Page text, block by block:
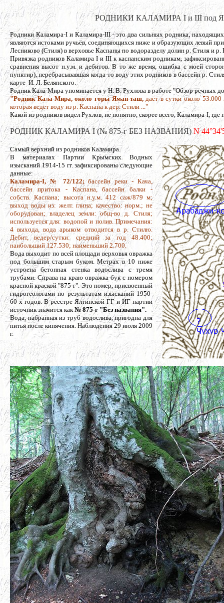
РОДНИКИ КАЛАМИРА I и III под
Родники Каламира-I и Каламира-III - это два сильных родника,
являются истоками ручьёв, соединяющихся ниже и образующих левый
Лесниково (Стиля) в верховье Каспаны по водоразделу долин р. Стиля и р.
Привязка родников Каламира I и III к каспанским родникам,
сравнения высот н.у.м. и дебитов. В то же время, ошибка с моей
пунктир), перебрасывавшая когда-то воду этих родников в бассейн р.
карте И. Л. Белянского.
Родник Кала-Мира упоминается у Н. В. Рухлова в работе "Обзор речных
"Родник Кала-Мира, около горы Яман-таш,даёт в сутки около 53.000
которая ведет воду из р. Каспана к дер. Стили ..."
Какой из родников видел Рухлов, не понятно, скорее всего, Каламира-I,
РОДНИК КАЛАМИРА I (№ 875-г БЕЗ НАЗВАНИЯ)N
Самый верхний из родников Каламира.
В материалах Партии Крымских Водных
изысканий 1914-15 гг. зафиксированы следующие
данные:
Каламира-I, № 72/122;бассейн реки - Кача,
бассейн притока - Каспана, бассейн балки -
собств. Каспана; высота н.у.м. 412 саж/879 м;
выход воды из: желт. глина; качество: норм.; не
оборудован; владелец земли: общ-во д. Стиля;
используется для: водопой и полив. Примечания:
4 выхода, вода арыком отводится в р. Стилю.
Дебит, ведер/сутки: средний за год 48.400;
наибольший 127.530; наименьший 2.700.
Вода выходит по всей площади верховья овражка
под большим старым буком. Метрах в 10 ниже
устроена бетонная стенка водослива с тремя
трубами. Справа на краю овражка бук с номером
красной краской "875-г". Это номер, присвоенный
гидрогеологами по результатам изысканий 1950-
60-х годов. В реестре Ялтинской ГГ и ИГ партии
источник значится как№ 875-г "Без названия".
Вода, набранная из труб водослива, пригодна для
питья после кипячения. Наблюдения 29 июля 2009
г.